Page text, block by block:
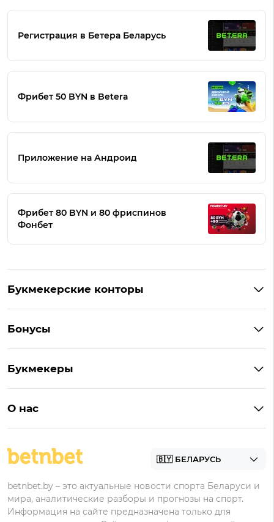
Регистрация в Бетера Беларусь
Фрибет 50 BYN в Betera
Приложение на Андроид
Фрибет 80 BYN и 80 фриспинов
Фонбет
Букмекерские конторы
Букмекеры на Андроид
БК для ставок на киберспорт
Бонусы
Бонус на депозит
Бонусы Бетера
Бонусы Винлайн
Букмекеры
Марафонбет
О нас
betnbet.by – это актуальные новости спорта Беларуси и
мира, аналитические разборы и прогнозы на спорт.
Информация на сайте предназначена только для